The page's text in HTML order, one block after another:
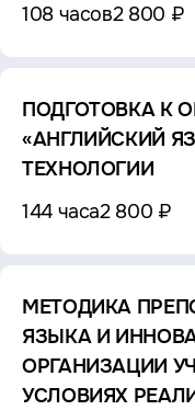
108 часов2 800 ₽
ПОДГОТОВКА К
«АНГЛИЙСКИЙ
ТЕХНОЛОГИИ
144 часа2 800 ₽
МЕТОДИКА
ЯЗЫКА И
ОРГАНИЗАЦИИ
УСЛОВИЯХ